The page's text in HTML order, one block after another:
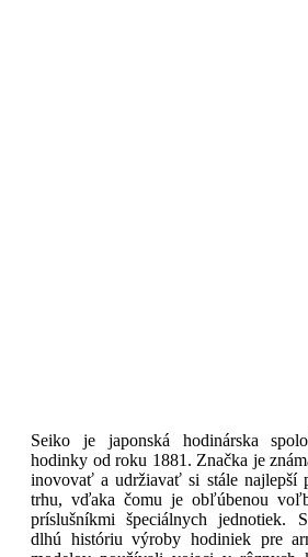
Seiko je japonská hodinárska
hodinky od roku 1881. Značka je
inovovať a udržiavať si stále najlepší
trhu, vďaka čomu je obľúbenou
príslušníkmi špeciálnych jednotiek.
dlhú históriu výroby hodiniek pre